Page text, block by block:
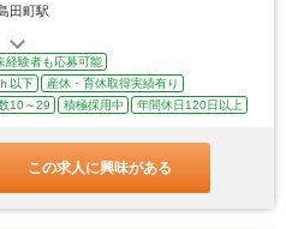
田町駅
経験者も応募可能
以下
産休・育休取得実績有り
10～29 積極採用中 年間休日120日以上
この求人に興味がある